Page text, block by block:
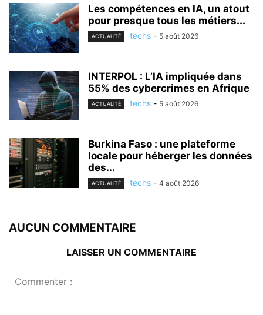
Les compétences en IA, un atout
pour presque tous les métiers...
ACTUALITÉ techs - 5 août 2026
INTERPOL : L’IA impliquée dans
55% des cybercrimes en Afrique
ACTUALITÉ techs - 5 août 2026
Burkina Faso : une plateforme
locale pour héberger les données
des...
ACTUALITÉ techs - 4 août 2026
AUCUN COMMENTAIRE
LAISSER UN COMMENTAIRE